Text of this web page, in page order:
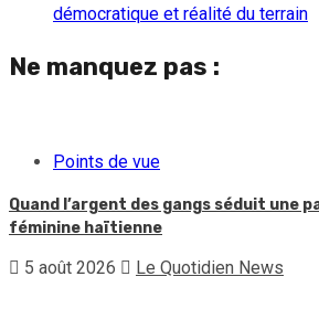
démocratique et réalité du terrain
Ne manquez pas :
Points de vue
Quand l’argent des gangs séduit une
féminine haïtienne
5 août 2026 Le Quotidien News